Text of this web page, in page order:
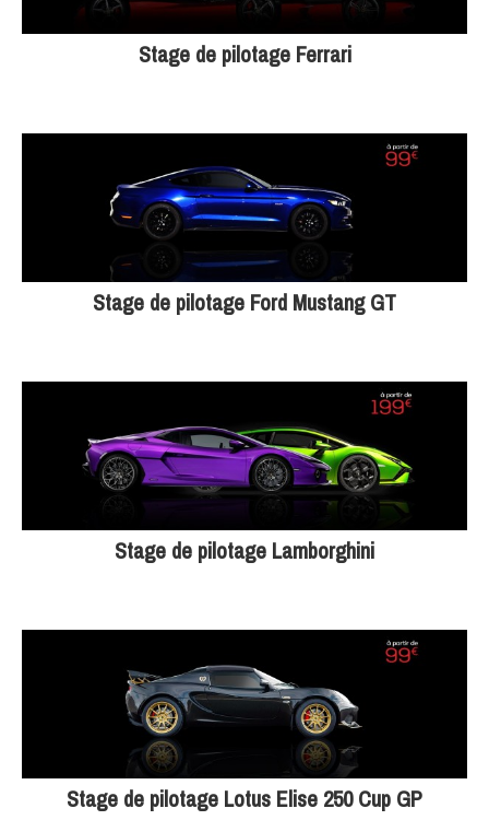
Stage de pilotage Ferrari
Stage de pilotage Ford Mustang GT
Stage de pilotage Lamborghini
Stage de pilotage Lotus Elise 250 Cup GP